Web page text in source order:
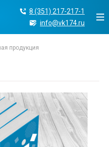
8 (351) 217-217-1
info@vk174.ru
продукция